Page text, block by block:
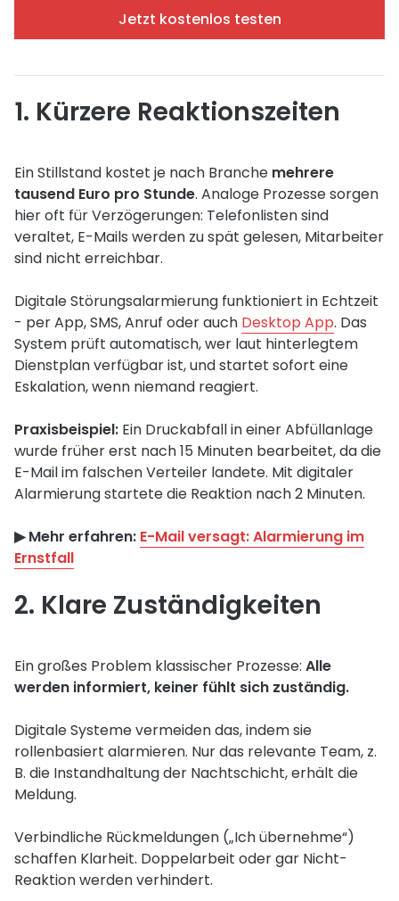
Jetzt kostenlos testen
1. Kürzere Reaktionszeiten
Ein Stillstand kostet je nach Branche mehrere
tausend Euro pro Stunde. Analoge Prozesse sorgen
hier oft für Verzögerungen: Telefonlisten sind
veraltet, E-Mails werden zu spät gelesen, Mitarbeiter
sind nicht erreichbar.
Digitale Störungsalarmierung funktioniert in Echtzeit
- per App, SMS, Anruf oder auch Desktop App. Das
System prüft automatisch, wer laut hinterlegtem
Dienstplan verfügbar ist, und startet sofort eine
Eskalation, wenn niemand reagiert.
Praxisbeispiel: Ein Druckabfall in einer Abfüllanlage
wurde früher erst nach 15 Minuten bearbeitet, da die
E-Mail im falschen Verteiler landete. Mit digitaler
Alarmierung startete die Reaktion nach 2 Minuten.
▶︎ Mehr erfahren: E-Mail versagt: Alarmierung im
Ernstfall
2. Klare Zuständigkeiten
Ein großes Problem klassischer Prozesse: Alle
werden informiert, keiner fühlt sich zuständig.
Digitale Systeme vermeiden das, indem sie
rollenbasiert alarmieren. Nur das relevante Team, z.
B. die Instandhaltung der Nachtschicht, erhält die
Meldung.
Verbindliche Rückmeldungen („Ich übernehme“)
schaffen Klarheit. Doppelarbeit oder gar Nicht-
Reaktion werden verhindert.